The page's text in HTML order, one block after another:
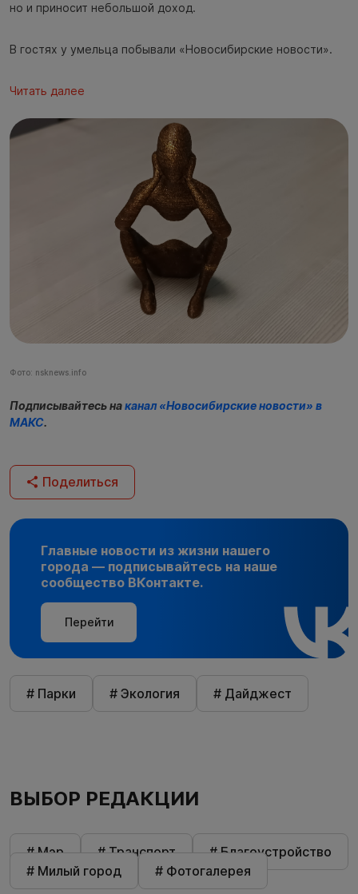
но и приносит небольшой доход.
В гостях у умельца побывали «Новосибирские новости».
Читать далее
Фото: nsknews.info
Подписывайтесь наканал «Новосибирские новости» в
МАКС.
Поделиться
Главные новости из жизни нашего
города — подписывайтесь на наше
сообщество ВКонтакте.
Перейти
# Парки # Экология # Дайджест
ВЫБОР РЕДАКЦИИ
# Мэр # Транспорт
# Благоустройство
# Милый город
# Фотогалерея